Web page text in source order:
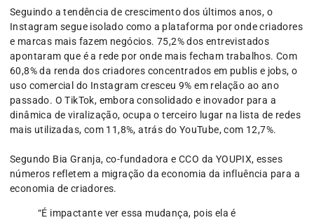
Seguindo a tendência de crescimento dos últimos anos, o
Instagram segue isolado como a plataforma por onde criadores
e marcas mais fazem negócios. 75,2% dos entrevistados
apontaram que é a rede por onde mais fecham trabalhos. Com
60,8% da renda dos criadores concentrados em publis e jobs, o
uso comercial do Instagram cresceu 9% em relação ao ano
passado. O TikTok, embora consolidado e inovador para a
dinâmica de viralização, ocupa o terceiro lugar na lista de redes
mais utilizadas, com 11,8%, atrás do YouTube, com 12,7%.
Segundo Bia Granja, co-fundadora e CCO da YOUPIX, esses
números refletem a migração da economia da influência para a
economia de criadores.
“É impactante ver essa mudança, pois ela é